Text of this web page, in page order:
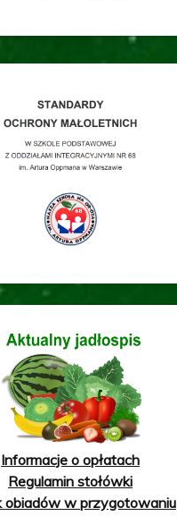
Informacje o opłatach
Regulamin stołówki
obiadów w przygotowaniu